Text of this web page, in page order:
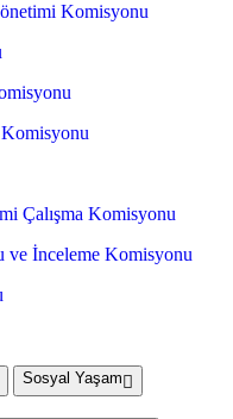
Komisyonu
Çalışma Komisyonu
İnceleme Komisyonu
Sosyal Yaşam